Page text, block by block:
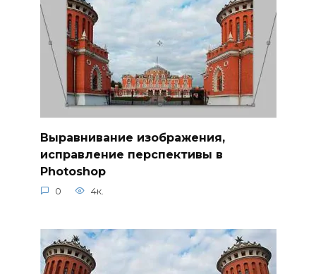
Выравнивание изображения,
исправление перспективы в
Photoshop
0 4к.